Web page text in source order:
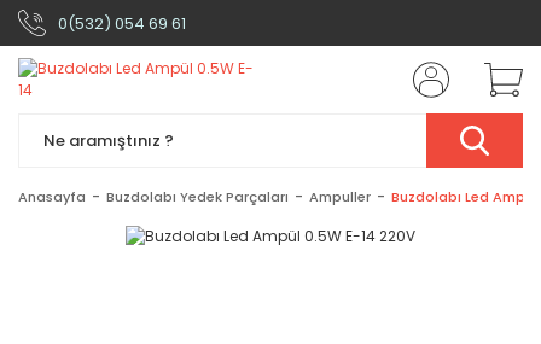
0(532) 054 69 61
Anasayfa Buzdolabı Yedek Parçaları Ampuller Buzdolabı Led Ampül